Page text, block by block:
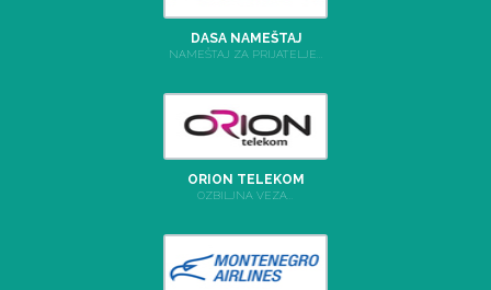
DASA NAMEŠTAJ
NAMEŠTAJ ZA PRIJATELJE...
ORION TELEKOM
OZBILJNA VEZA...